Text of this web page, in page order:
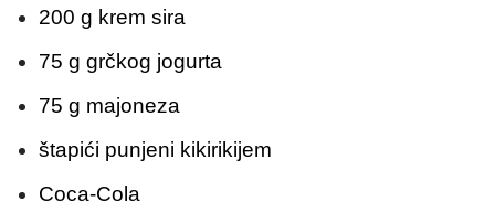
200 g krem sira
75 g grčkog jogurta
75 g majoneza
štapići punjeni kikirikijem
Coca-Cola